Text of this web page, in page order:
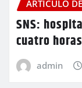
ARTÍCULO
SNS:
cuatro
admin